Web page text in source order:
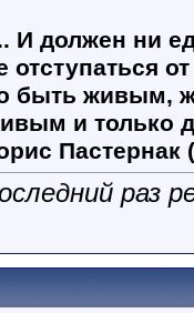
И должен ни
отступаться
быть живым,
и только
Пастернак
раз